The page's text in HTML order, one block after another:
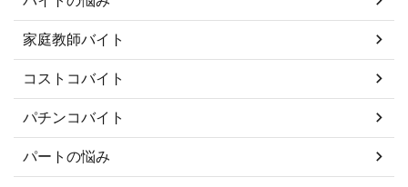
家庭教師バイト
コストコバイト
パチンコバイト
パートの悩み